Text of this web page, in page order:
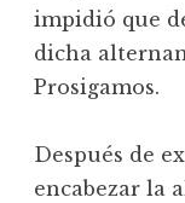
impidió que
dicha
Prosigamos.
Después de
encabezar la